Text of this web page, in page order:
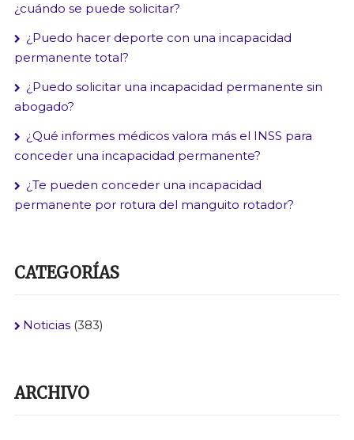
¿cuándo se puede solicitar?
¿Puedo hacer deporte con una incapacidad
permanente total?
¿Puedo solicitar una incapacidad permanente sin
abogado?
¿Qué informes médicos valora más el INSS para
conceder una incapacidad permanente?
¿Te pueden conceder una incapacidad
permanente por rotura del manguito rotador?
CATEGORÍAS
Noticias(383)
ARCHIVO